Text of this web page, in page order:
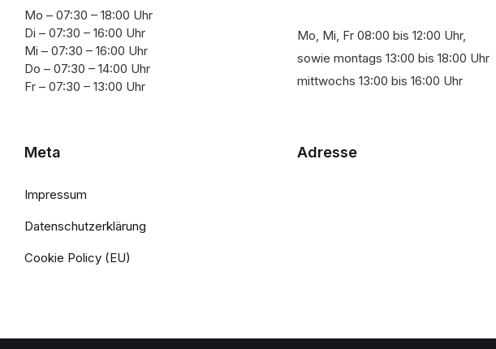
Mo – 07:30 – 18:00 Uhr
Di – 07:30 – 16:00 Uhr
Mi – 07:30 – 16:00 Uhr
Do – 07:30 – 14:00 Uhr
Fr – 07:30 – 13:00 Uhr
Mo, Mi, Fr 08:00 bis 12:00 Uhr,
sowie montags 13:00 bis 18:00 Uhr
mittwochs 13:00 bis 16:00 Uhr
Meta
Impressum
Datenschutzerklärung
Cookie Policy (EU)
Adresse